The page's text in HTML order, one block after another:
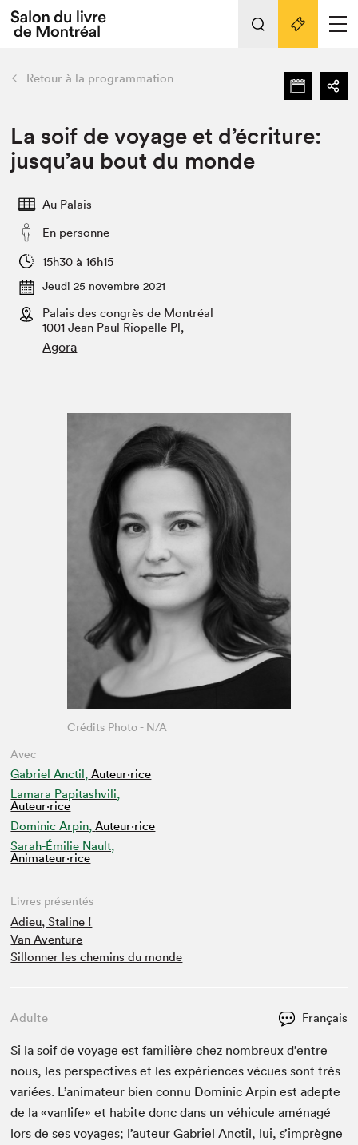
Espace médias
Espace exposant⋅e⋅s
Tout sur l'édition 2022
Actualités
Club de lecture Braindate
retour Nos activités
Édition 2022
Planifier sa visite
Nous connaître
Projets partenaires 2022
Archives
Liens pratiques
Retour à la programmation
La soif de voyage et d’écriture:
jusqu’au bout du monde
Au Palais
En personne
15h30 à 16h15
Jeudi 25 novembre 2021
Palais des congrès de Montréal
1001 Jean Paul Riopelle Pl,
Agora
Avec
Gabriel Anctil, Auteur·rice
Lamara Papitashvili,
Auteur·rice
Dominic Arpin, Auteur·rice
Sarah-Émilie Nault,
Animateur⋅rice
Crédits Photo - N/A
Livres présentés
Adieu, Staline !
Van Aventure
Sillonner les chemins du monde
Adulte Français
Si la soif de voy­age est famil­ière chez nom­breux d’entre
nous, les per­spec­tives et les expéri­ences vécues sont très
var­iées. L’animateur bien con­nu Dominic Arpin est adepte
de la «van­life» et habite donc dans un véhicule amé­nagé
lors de ses voy­ages; l’auteur Gabriel Anc­til, lui, s’im­prègne